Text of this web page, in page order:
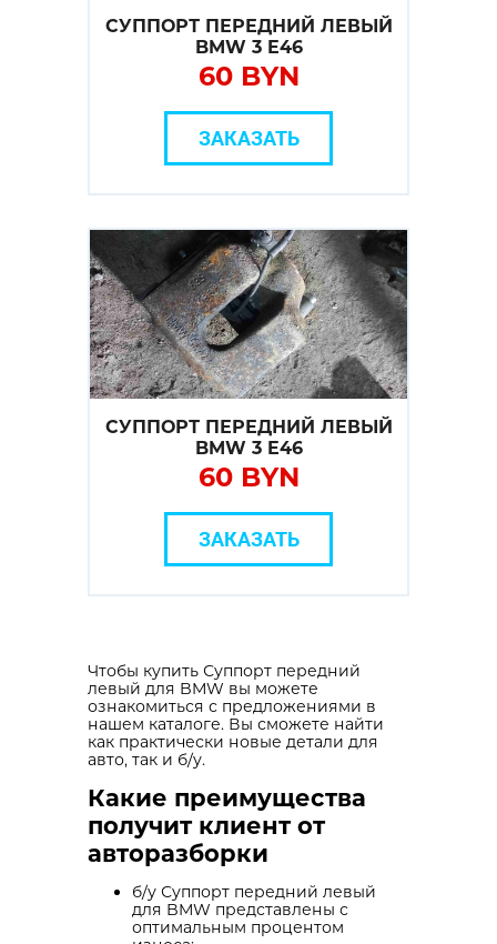
СУППОРТ ПЕРЕДНИЙ ЛЕВЫЙ
BMW 3 E46
60 BYN
ЗАКАЗАТЬ
СУППОРТ ПЕРЕДНИЙ ЛЕВЫЙ
BMW 3 E46
60 BYN
ЗАКАЗАТЬ
Чтобы купить Суппорт передний
левый для BMW вы можете
ознакомиться с предложениями в
нашем каталоге. Вы сможете найти
как практически новые детали для
авто, так и б/у.
Какие преимущества
получит клиент от
авторазборки
б/у Суппорт передний левый
для BMW представлены с
оптимальным процентом